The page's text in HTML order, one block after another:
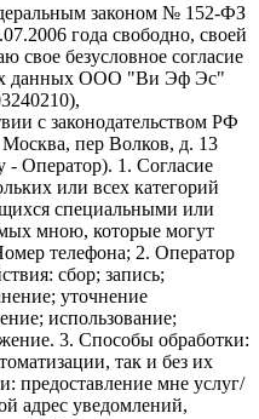
законом № 152-ФЗ
года свободно, своей
свое безусловное согласие
данных ООО "Ви Эф Эс"
с законодательством РФ
Москва, пер Волков, д. 13
- Оператор). 1. Согласие
или всех категорий
специальными или
мною, которые могут
телефона; 2. Оператор
сбор; запись;
уточнение
использование;
3. Способы обработки:
так и без их
предоставление мне услуг/
адрес уведомлений,